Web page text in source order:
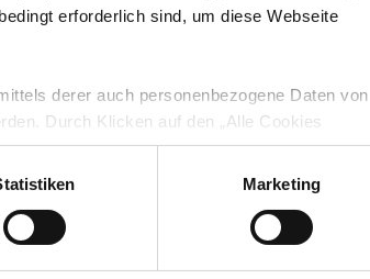
erforderlich sind, um diese Webseite
derer auch personenbezogene Daten von
Durch Klicken auf den „Alle Cookies
und der entsprechenden Verarbeitung Ihrer
§ 25 Abs. 1 TDDDG, Art. 6 Abs. 1 lit. a DSGVO
Cookies eingesetzt. Ihre etwaig erteilten
Marketing
im Spiel
weitere
zu
Kopfball an
Fußball